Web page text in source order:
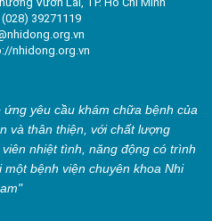
39271119
nhidong.org.vn
yêu cầu khám chữa bệnh của
và thân thiện, với chất lượng
nhiệt tình, năng động có trình
bệnh viện chuyên khoa Nhi